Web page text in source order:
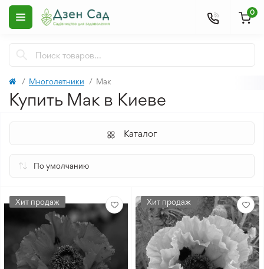
0
Многолетники Мак
Купить Мак в Киеве
Каталог
Хит продаж Хит продаж